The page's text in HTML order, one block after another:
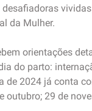
da Mulher.
orientações
do parto:
de 2024 já conta
outubro; 29 de